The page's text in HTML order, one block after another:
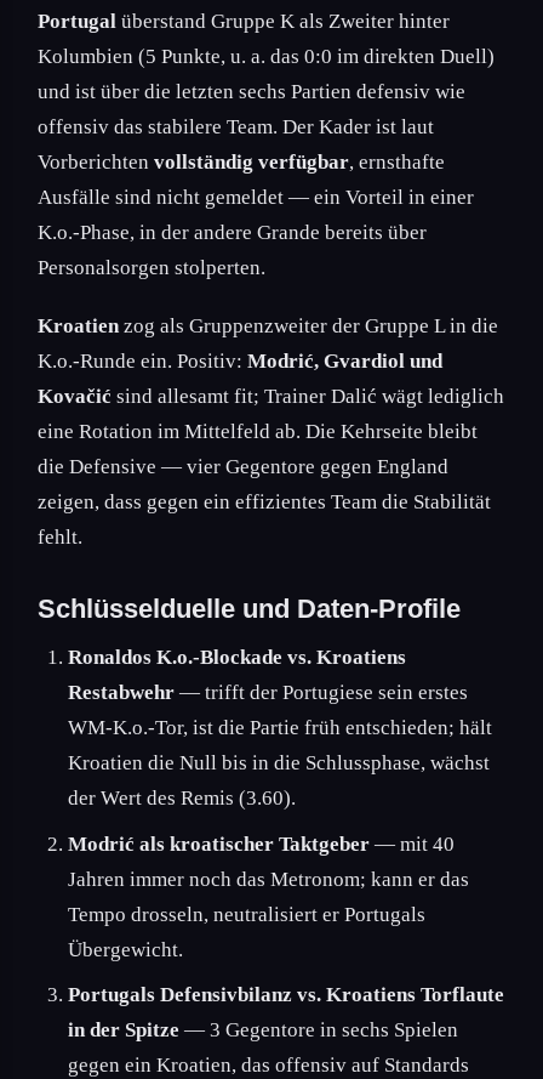
Portugal überstand Gruppe K als Zweiter hinter
Kolumbien (5 Punkte, u. a. das 0:0 im direkten Duell)
und ist über die letzten sechs Partien defensiv wie
offensiv das stabilere Team. Der Kader ist laut
Vorberichten vollständig verfügbar, ernsthafte
Ausfälle sind nicht gemeldet — ein Vorteil in einer
K.o.-Phase, in der andere Grande bereits über
Personalsorgen stolperten.
Kroatienzog als Gruppenzweiter der Gruppe L in die
K.o.-Runde ein. Positiv: Modrić, Gvardiol und
Kovačić sind allesamt fit; Trainer Dalić wägt lediglich
eine Rotation im Mittelfeld ab. Die Kehrseite bleibt
die Defensive — vier Gegentore gegen England
zeigen, dass gegen ein effizientes Team die Stabilität
fehlt.
Schlüsselduelle und Daten-Profile
Ronaldos K.o.-Blockade vs. Kroatiens
Restabwehr — trifft der Portugiese sein erstes
WM-K.o.-Tor, ist die Partie früh entschieden; hält
Kroatien die Null bis in die Schlussphase, wächst
der Wert des Remis (3.60).
Modrić als kroatischer Taktgeber — mit 40
Jahren immer noch das Metronom; kann er das
Tempo drosseln, neutralisiert er Portugals
Übergewicht.
Portugals Defensivbilanz vs. Kroatiens Torflaute
in der Spitze — 3 Gegentore in sechs Spielen
gegen ein Kroatien, das offensiv auf Standards